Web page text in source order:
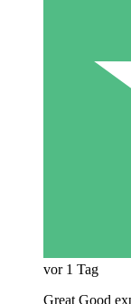
vor 1 Tag
Great Good